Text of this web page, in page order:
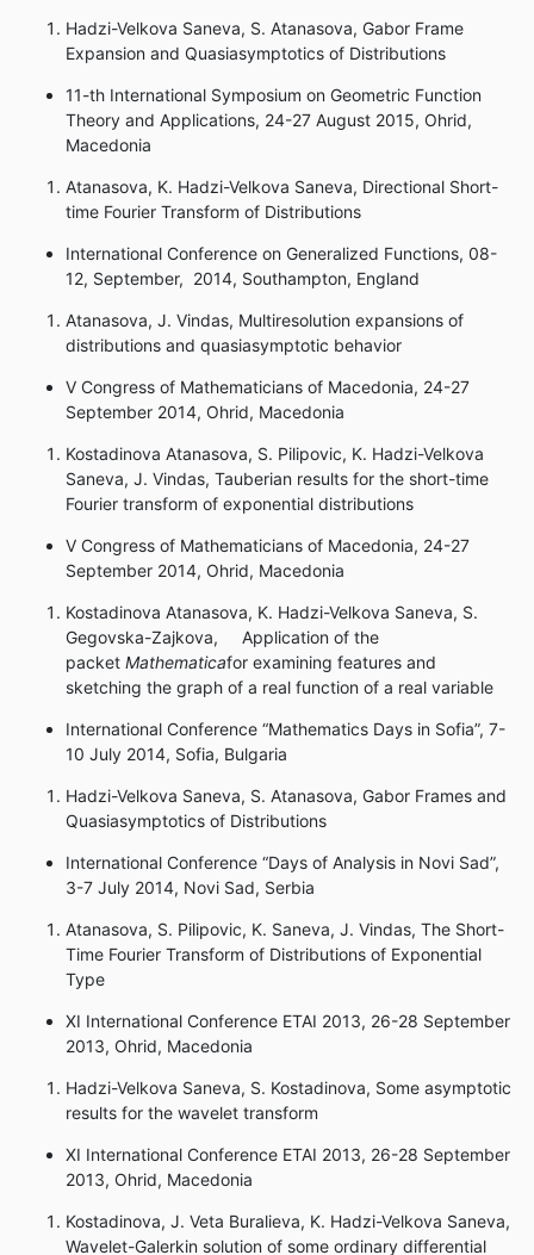
Hadzi-Velkova Saneva, S. Atanasova, Gabor Frame
Expansion and Quasiasymptotics of Distributions
11-th International Symposium on Geometric Function
Theory and Applications, 24-27 August 2015, Ohrid,
Macedonia
Atanasova, K. Hadzi-Velkova Saneva, Directional Short-
time Fourier Transform of Distributions
International Conference on Generalized Functions, 08-
12, September, 2014, Southampton, England
Atanasova, J. Vindas, Multiresolution expansions of
distributions and quasiasymptotic behavior
V Congress of Mathematicians of Macedonia, 24-27
September 2014, Ohrid, Macedonia
Kostadinova Atanasova, S. Pilipovic, K. Hadzi-Velkova
Saneva, J. Vindas, Tauberian results for the short-time
Fourier transform of exponential distributions
V Congress of Mathematicians of Macedonia, 24-27
September 2014, Ohrid, Macedonia
Kostadinova Atanasova, K. Hadzi-Velkova Saneva, S.
Gegovska-Zajkova, Application of the
packet Mathematicafor examining features and
sketching the graph of a real function of a real variable
International Conference “Mathematics Days in Sofia”, 7-
10 July 2014, Sofia, Bulgaria
Hadzi-Velkova Saneva, S. Atanasova, Gabor Frames and
Quasiasymptotics of Distributions
International Conference “Days of Analysis in Novi Sad”,
3-7 July 2014, Novi Sad, Serbia
Atanasova, S. Pilipovic, K. Saneva, J. Vindas, The Short-
Time Fourier Transform of Distributions of Exponential
Type
XI International Conference ETAI 2013, 26-28 September
2013, Ohrid, Macedonia
Hadzi-Velkova Saneva, S. Kostadinova, Some asymptotic
results for the wavelet transform
XI International Conference ETAI 2013, 26-28 September
2013, Ohrid, Macedonia
Kostadinova, J. Veta Buralieva, K. Hadzi-Velkova Saneva,
Wavelet-Galerkin solution of some ordinary differential